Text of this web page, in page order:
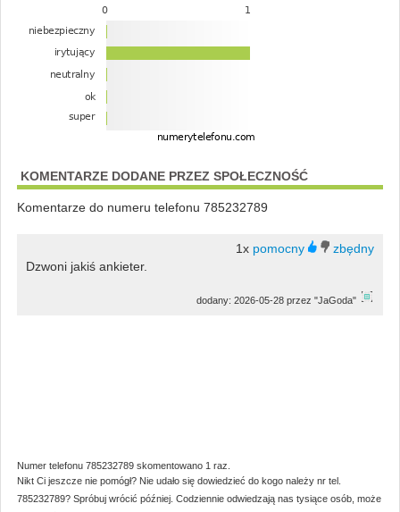
KOMENTARZE DODANE PRZEZ SPOŁECZNOŚĆ
Komentarze do numeru telefonu 785232789
1x
Dzwoni jakiś ankieter.
dodany: 2026-05-28 przez "JaGoda"
Numer telefonu 785232789 skomentowano 1 raz.
Nikt Ci jeszcze nie pomógł? Nie udało się dowiedzieć do kogo należy nr tel.
785232789? Spróbuj wrócić później. Codziennie odwiedzają nas tysiące osób, może